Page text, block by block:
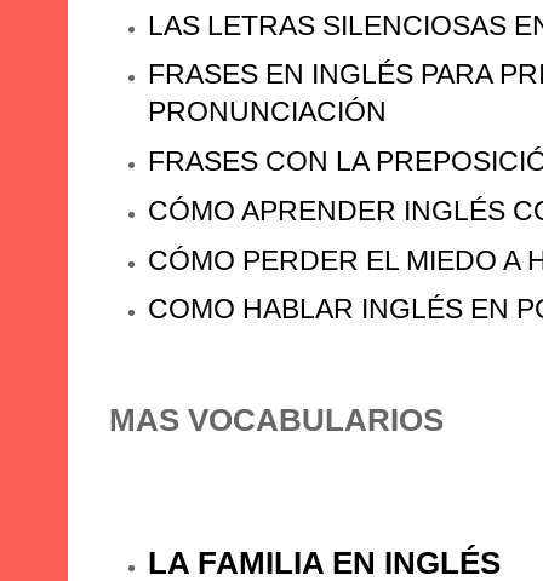
LAS LETRAS SILENCIOSAS
FRASES EN INGLÉS PARA
PRONUNCIACIÓN
FRASES CON LA
CÓMO APRENDER INGLÉS
CÓMO PERDER EL MIEDO A
COMO HABLAR INGLÉS EN
MAS VOCABULARIOS
LA FAMILIA EN INGLÉS